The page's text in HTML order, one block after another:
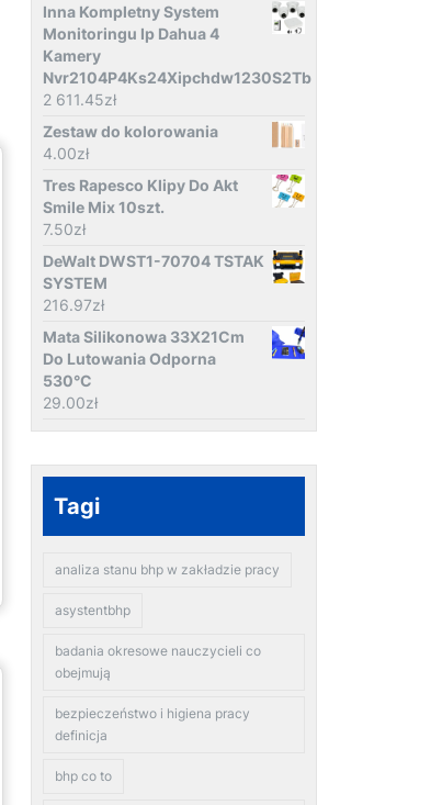
Inna Kompletny System
Monitoringu Ip Dahua 4
Kamery
Nvr2104P4Ks24Xipchdw1230S2Tb
2 611.45zł
Zestaw do kolorowania
4.00zł
Tres Rapesco Klipy Do Akt
Smile Mix 10szt.
7.50zł
DeWalt DWST1-70704 TSTAK
SYSTEM
216.97zł
Mata Silikonowa 33X21Cm
Do Lutowania Odporna
530°C
29.00zł
Tagi
analiza stanu bhp w zakładzie pracy
asystentbhp
badania okresowe nauczycieli co
obejmują
bezpieczeństwo i higiena pracy
definicja
bhp co to